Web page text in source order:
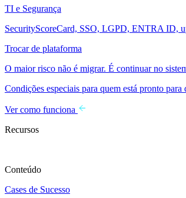
TI e Segurança
SecurityScoreCard, SSO, LGPD, ENTRA ID,
Trocar de plataforma
O maior risco não é migrar. É continuar no
Condições especiais para quem está pronto
Ver como funciona
Recursos
Conteúdo
Cases de Sucesso